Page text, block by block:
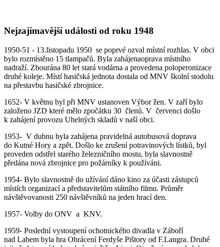
Nejzajímavější události od roku 1948
1950-51 - 13.listopadu 1950 se poprvé ozval místní rozhlas. V obci
bylo rozmístěno 15 tlampačů. Byla zahájenaoprava místního
nadraží. Zbourána 80 let stará vodárna a provedena poloperonizace
druhé koleje. Místí hasičská jednota dostala od MNV školní stodolu
na přestavbu hasičské zbrojnice.
1652- V květnu byl při MNV ustanoven Výbor žen. V zaří bylo
založeno JZD které mělo zpočátku 30 členů. V červenci došlo
k zahájení provozu Uhelných skladů v naší obci.
1953- V dubnu byla zahájena pravidelná autobusová doprava
do Kutné Hory a zpět. Došlo ke zrušení potravinových lístků, byl
proveden odstřel starého železničního mostu, byla slavnostně
předána nová zbrojnice pro požárníky k používáni.
1954- Bylo slavnostně do užívání dáno kino za účasti zástupců
místích organizací a představitelům státního filmu. Průměr
návštěvovanosti 250 návštěvníků na jeden hrací den.
1957- Volby do ONV a KNV.
1959- Poslední vystoupení ochotnického divadla v Záboří
nad Labem byla hra Obrácení Ferdyše Pištory od F.Langra. Druhé